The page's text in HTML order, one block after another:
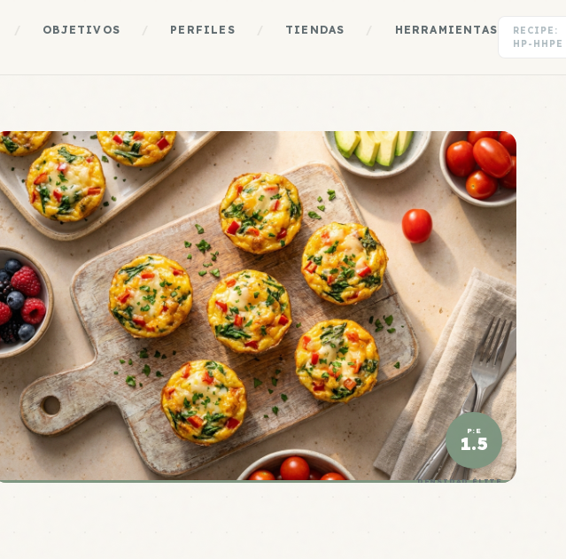
OBJETIVOS PERFILES TIENDAS HERRAMIENTAS
RECIPE:
HP-HHPE
P:E
1.5
DENSIDAD ÉLITE